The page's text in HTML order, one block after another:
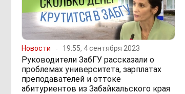
Новости 19:55, 4 сентября 2023
Руководители ЗабГУ рассказали о
проблемах университета, зарплатах
преподавателей и оттоке
абитуриентов из Забайкальского края